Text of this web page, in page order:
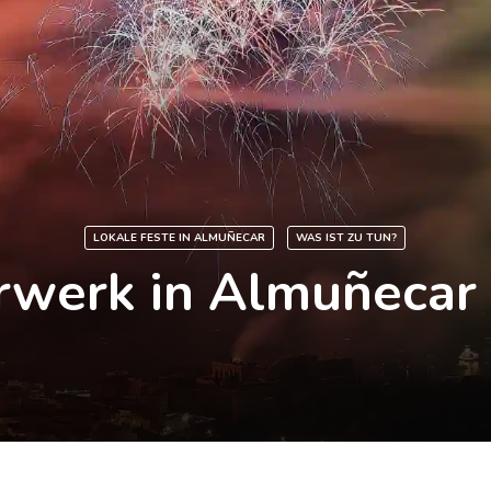
LOKALE FESTE IN ALMUÑECAR WAS IST ZU TUN?
in